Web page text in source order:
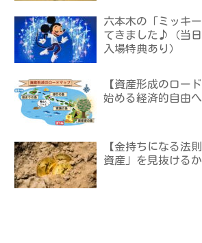
六本木の「ミッキ
てきました♪（当日
入場特典あり）
【資産形成のロー
始める経済的自由
【金持ちになる法
資産」を見抜けるか